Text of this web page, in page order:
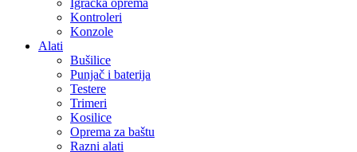
Igračka oprema
Kontroleri
Konzole
Alati
Bušilice
Punjač i baterija
Testere
Trimeri
Kosilice
Oprema za baštu
Razni alati